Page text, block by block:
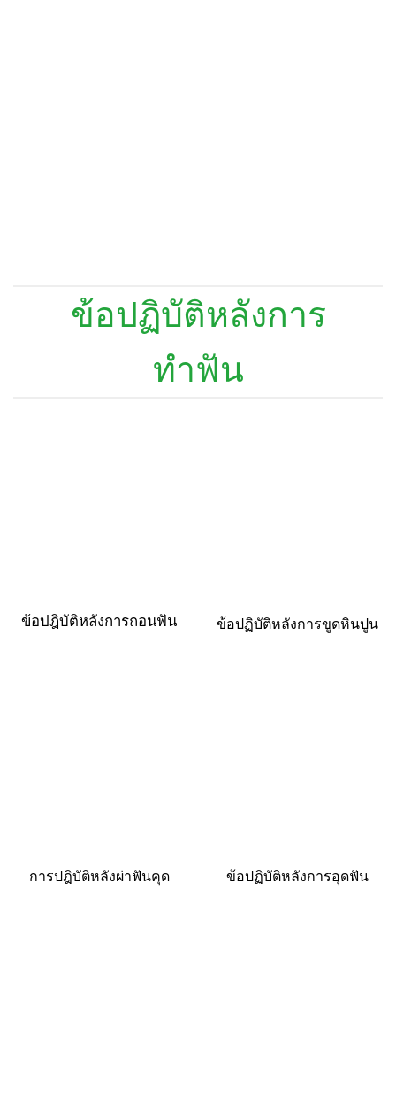
ข้อปฏิบัติหลังการ
ทำฟัน
ข้อปฎิบัติหลังการถอนฟัน ข้อปฏิบัติหลังการขูดหินปูน
การปฎิบัติหลังผ่าฟันคุด ข้อปฏิบัติหลังการอุดฟัน